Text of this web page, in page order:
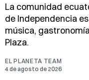
La comunidad
de Independencia
música,
Plaza.
EL PLANETA TEAM
4 de agosto de 2026